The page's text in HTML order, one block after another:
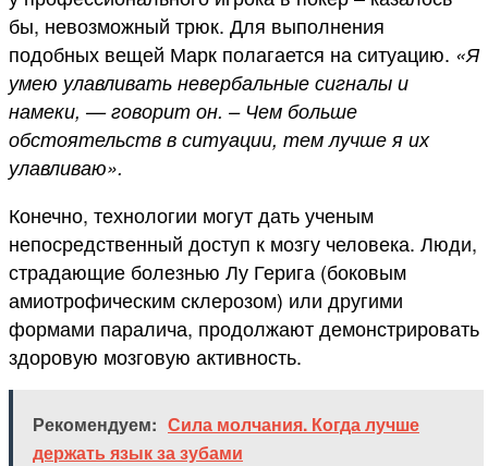
бы, невозможный трюк. Для выполнения
подобных вещей Марк полагается на ситуацию. «Я
умею улавливать невербальные сигналы и
намеки, — говорит он. – Чем больше
обстоятельств в ситуации, тем лучше я их
улавливаю».
Конечно, технологии могут дать ученым
непосредственный доступ к мозгу человека. Люди,
страдающие болезнью Лу Герига (боковым
амиотрофическим склерозом) или другими
формами паралича, продолжают демонстрировать
здоровую мозговую активность.
Рекомендуем: Сила молчания. Когда лучше
держать язык за зубами